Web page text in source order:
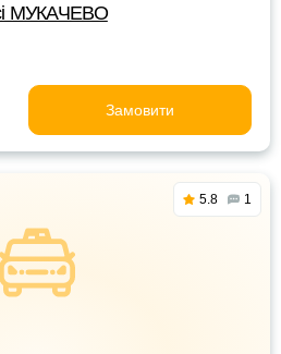
МУКАЧЕВО
Замовити
5.8 1